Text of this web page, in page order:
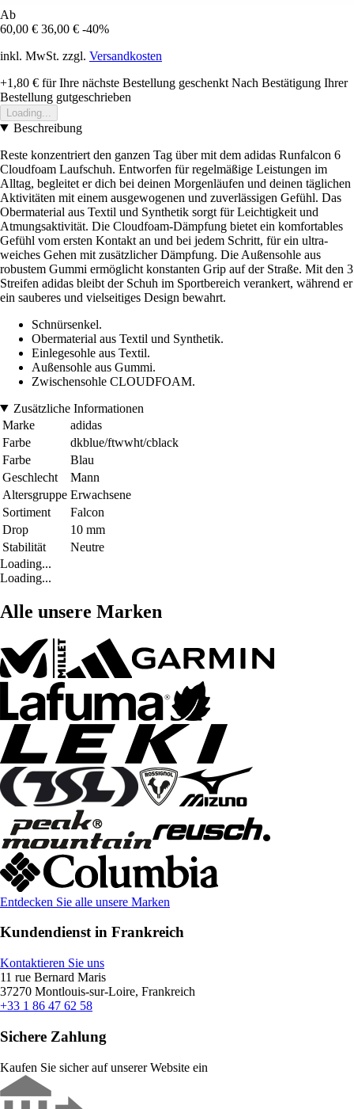
Ab
60,00 € 36,00 € -40%
inkl. MwSt. zzgl. Versandkosten
+1,80 € für Ihre nächste Bestellung geschenkt Nach Bestätigung Ihrer
Bestellung gutgeschrieben
Loading...
Beschreibung
Reste konzentriert den ganzen Tag über mit dem adidas Runfalcon 6
Cloudfoam Laufschuh. Entworfen für regelmäßige Leistungen im
Alltag, begleitet er dich bei deinen Morgenläufen und deinen täglichen
Aktivitäten mit einem ausgewogenen und zuverlässigen Gefühl. Das
Obermaterial aus Textil und Synthetik sorgt für Leichtigkeit und
Atmungsaktivität. Die Cloudfoam-Dämpfung bietet ein komfortables
Gefühl vom ersten Kontakt an und bei jedem Schritt, für ein ultra-
weiches Gehen mit zusätzlicher Dämpfung. Die Außensohle aus
robustem Gummi ermöglicht konstanten Grip auf der Straße. Mit den 3
Streifen adidas bleibt der Schuh im Sportbereich verankert, während er
ein sauberes und vielseitiges Design bewahrt.
Schnürsenkel.
Obermaterial aus Textil und Synthetik.
Einlegesohle aus Textil.
Außensohle aus Gummi.
Zwischensohle CLOUDFOAM.
Zusätzliche Informationen
Marke
adidas
Farbe
dkblue/ftwwht/cblack
Farbe
Blau
Geschlecht
Mann
Altersgruppe Erwachsene
Sortiment
Falcon
Drop
10 mm
Stabilität
Neutre
Loading...
Loading...
Alle unsere Marken
Entdecken Sie alle unsere Marken
Kundendienst in Frankreich
Kontaktieren Sie uns
11 rue Bernard Maris
37270 Montlouis-sur-Loire, Frankreich
+33 1 86 47 62 58
Sichere Zahlung
Kaufen Sie sicher auf unserer Website ein